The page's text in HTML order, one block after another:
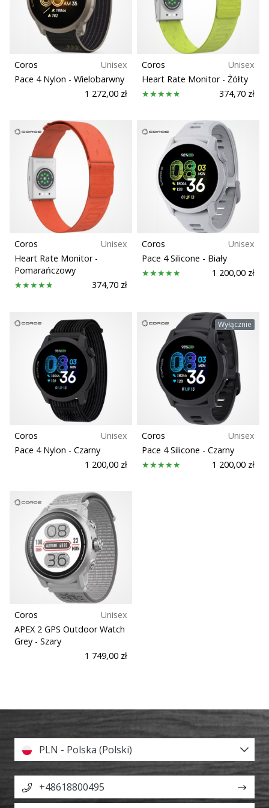
Świąteczne
prezenty
siatkarzy
–
Nasze
porady
Ci
wybrać
idealny
prezent!
Znajdź
buty,
ubrania
11. 8. 2022
•
2 min. czytanie
Ambasadorem
Weplayvolleyball
jesteś
fanem
siatkówki,
jak
my?
jako
Ambasador
Marki.
Pokaż
wszystkie
Kolekcja
Masa (g)
Coros
Unisex
Pace 4 Nylon - Wielobarwny
1 272,00 zł
Coros
Unisex
Heart Rate Monitor - Żółty
374,70 zł
Coros
Unisex
Heart Rate Monitor -
Pomarańczowy
374,70 zł
Coros
Unisex
Pace 4 Silicone - Biały
1 200,00 zł
Coros
Unisex
Pace 4 Nylon - Czarny
1 200,00 zł
Wyłącznie
Coros
Unisex
Pace 4 Silicone - Czarny
1 200,00 zł
Coros
Unisex
APEX 2 GPS Outdoor Watch
Grey - Szary
1 749,00 zł
PLN - Polska (Polski)
+48618800495